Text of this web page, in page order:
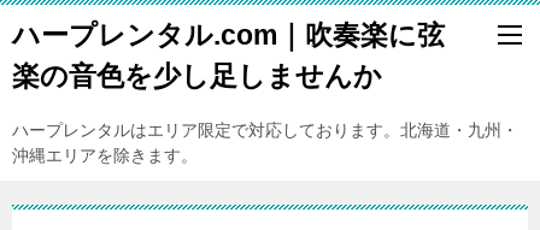
ハープレンタル.com｜吹奏楽に弦
楽の音色を少し足しませんか
ハープレンタルはエリア限定で対応しております。北海道・九州・
沖縄エリアを除きます。